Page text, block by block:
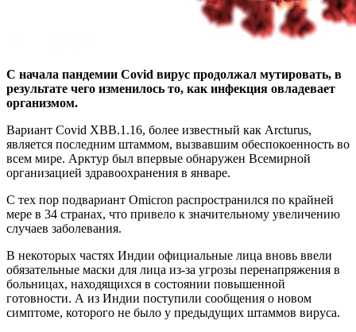
С начала пандемии Covid вирус продолжал мутировать, в
результате чего изменилось то, как инфекция овладевает
организмом.
Вариант Covid XBB.1.16, более известный как Arcturus,
является последним штаммом, вызвавшим обеспокоенность во
всем мире. Арктур был впервые обнаружен Всемирной
организацией здравоохранения в январе.
С тех пор подвариант Omicron распространился по крайней
мере в 34 странах, что привело к значительному увеличению
случаев заболевания.
В некоторых частях Индии официальные лица вновь ввели
обязательные маски для лица из-за угрозы перенапряжения в
больницах, находящихся в состоянии повышенной
готовности. А из Индии поступили сообщения о новом
симптоме, которого не было у предыдущих штаммов вируса.